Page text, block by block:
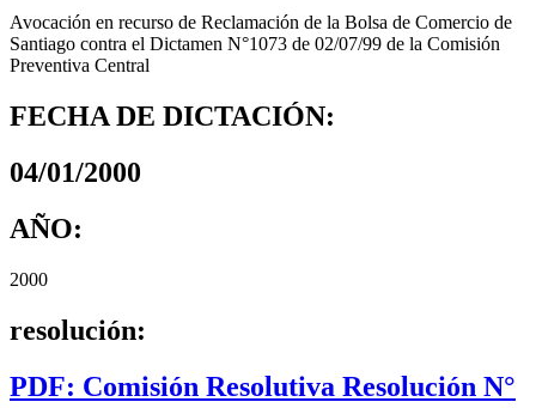
Avocación en recurso de Reclamación de la Bolsa de Comercio de
Santiago contra el Dictamen N°1073 de 02/07/99 de la Comisión
Preventiva Central
FECHA DE DICTACIÓN:
04/01/2000
AÑO:
2000
resolución:
PDF: Comisión Resolutiva Resolución N°